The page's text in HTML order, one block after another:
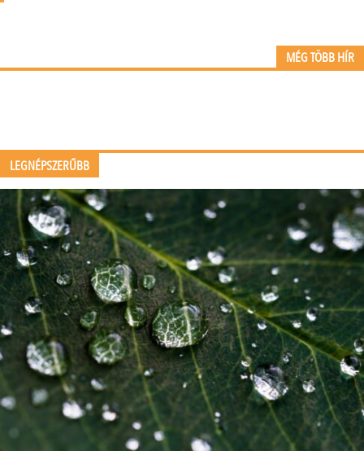
MÉG TÖBB HÍR
LEGNÉPSZERŰBB